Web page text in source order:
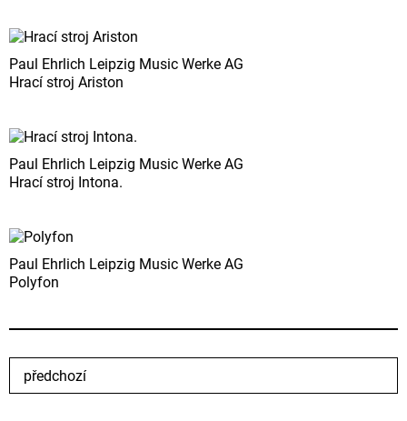
Paul Ehrlich Leipzig Music Werke AG
Hrací stroj Ariston
Paul Ehrlich Leipzig Music Werke AG
Hrací stroj Intona.
Paul Ehrlich Leipzig Music Werke AG
Polyfon
předchozí